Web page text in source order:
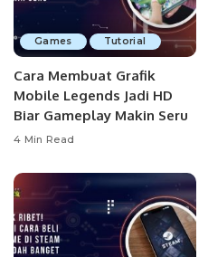
Games Tutorial
Cara Membuat Grafik
Mobile Legends Jadi HD
Biar Gameplay Makin Seru
4 Min Read